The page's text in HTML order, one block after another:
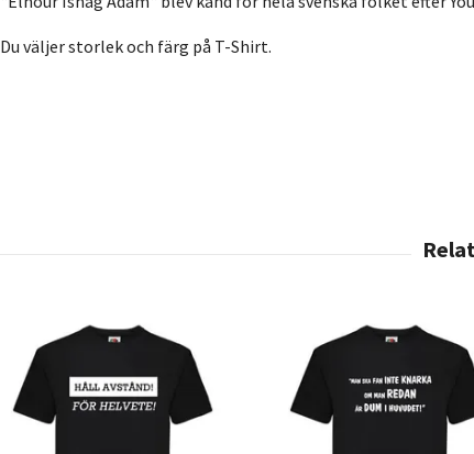
Du väljer storlek och färg på T-Shirt.